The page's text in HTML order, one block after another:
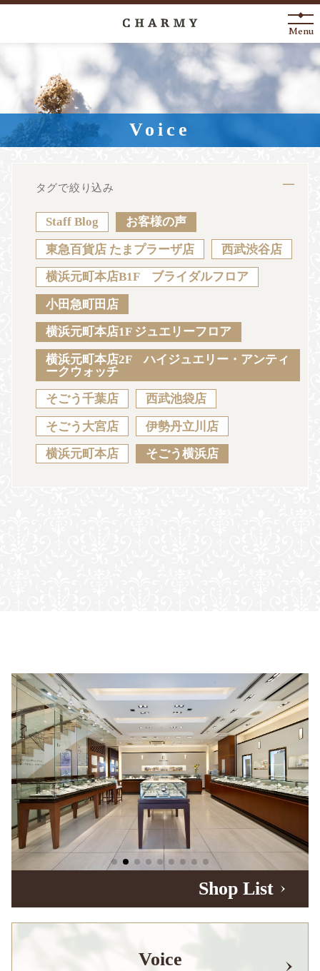
New Arrival
About
Engagement Ring
Anniversary
News Blog
Sustainability Voice Catalog
JA EN CH KO
Menu
Voice
タグで絞り込み
Staff Blog お客様の声
東急百貨店 たまプラーザ店 西武渋谷店
横浜元町本店B1F ブライダルフロア
小田急町田店
横浜元町本店1F ジュエリーフロア
横浜元町本店2F ハイジュエリー・アンティ
ークウォッチ
そごう千葉店 西武池袋店
そごう大宮店 伊勢丹立川店
横浜元町本店 そごう横浜店
Shop List
Voice